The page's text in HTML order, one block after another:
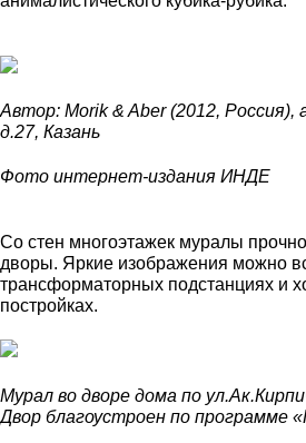
Автор: Morik & Aber (2012, Россия),
д.27, Казань
Фото интернет-издания ИНДЕ
Со стен многоэтажек муралы
дворы. Яркие изображения можно
трансформаторных подстанциях и
постройках.
Мурал во дворе дома по
Двор благоустроен по программе